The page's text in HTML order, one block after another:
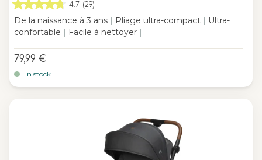
4.7 (29)
De la naissance à 3 ans | Pliage ultra-compact | Ultra-
confortable | Facile à nettoyer |
79,99 €
En stock